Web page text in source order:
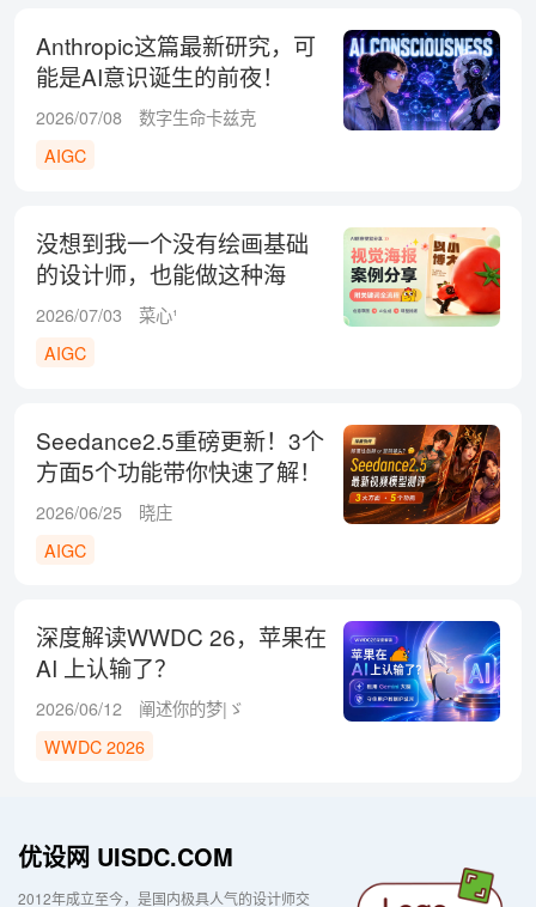
Anthropic这篇最新研究，可
能是AI意识诞生的前夜！
2026/07/08
数字生命卡兹克
AIGC
没想到我一个没有绘画基础
的设计师，也能做这种海
报！
2026/07/03
菜心¹
AIGC
Seedance2.5重磅更新！3个
方面5个功能带你快速了解！
2026/06/25
晓庄
AIGC
深度解读WWDC 26，苹果在
AI 上认输了？
2026/06/12
阐述你的梦|ゞ
WWDC 2026
优设网 UISDC.COM
2012年成立至今，是国内极具人气的设计师交